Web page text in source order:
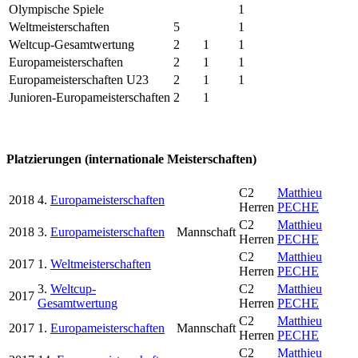
Olympische Spiele
1
Weltmeisterschaften
5
1
Weltcup-Gesamtwertung
2 1
1
Europameisterschaften
2 1
1
Europameisterschaften U23
2 1
1
Junioren-Europameisterschaften 2 1
Platzierungen (internationale Meisterschaften)
2018 4. Europameisterschaften
C2
Herren
Matthieu
PECHE
2018 3. Europameisterschaften Mannschaft
C2
Herren
Matthieu
PECHE
2017 1. Weltmeisterschaften
C2
Herren
Matthieu
PECHE
2017
3. Weltcup-
Gesamtwertung
C2
Herren
Matthieu
PECHE
2017 1. Europameisterschaften Mannschaft
C2
Herren
Matthieu
PECHE
C2 Matthieu